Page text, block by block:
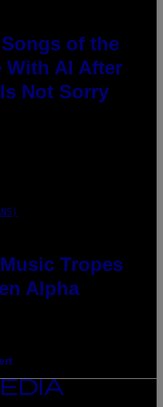
of the
With AI After
Not Sorry
Tropes
Alpha